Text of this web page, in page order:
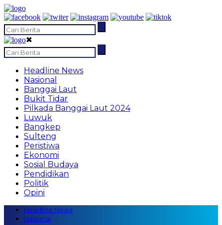
✖
Headline News
Nasional
Banggai Laut
Bukit Tidar
Pilkada Banggai Laut 2024
Luwuk
Bangkep
Sulteng
Peristiwa
Ekonomi
Sosial Budaya
Pendidikan
Politik
Opini
Headline News
Nasional